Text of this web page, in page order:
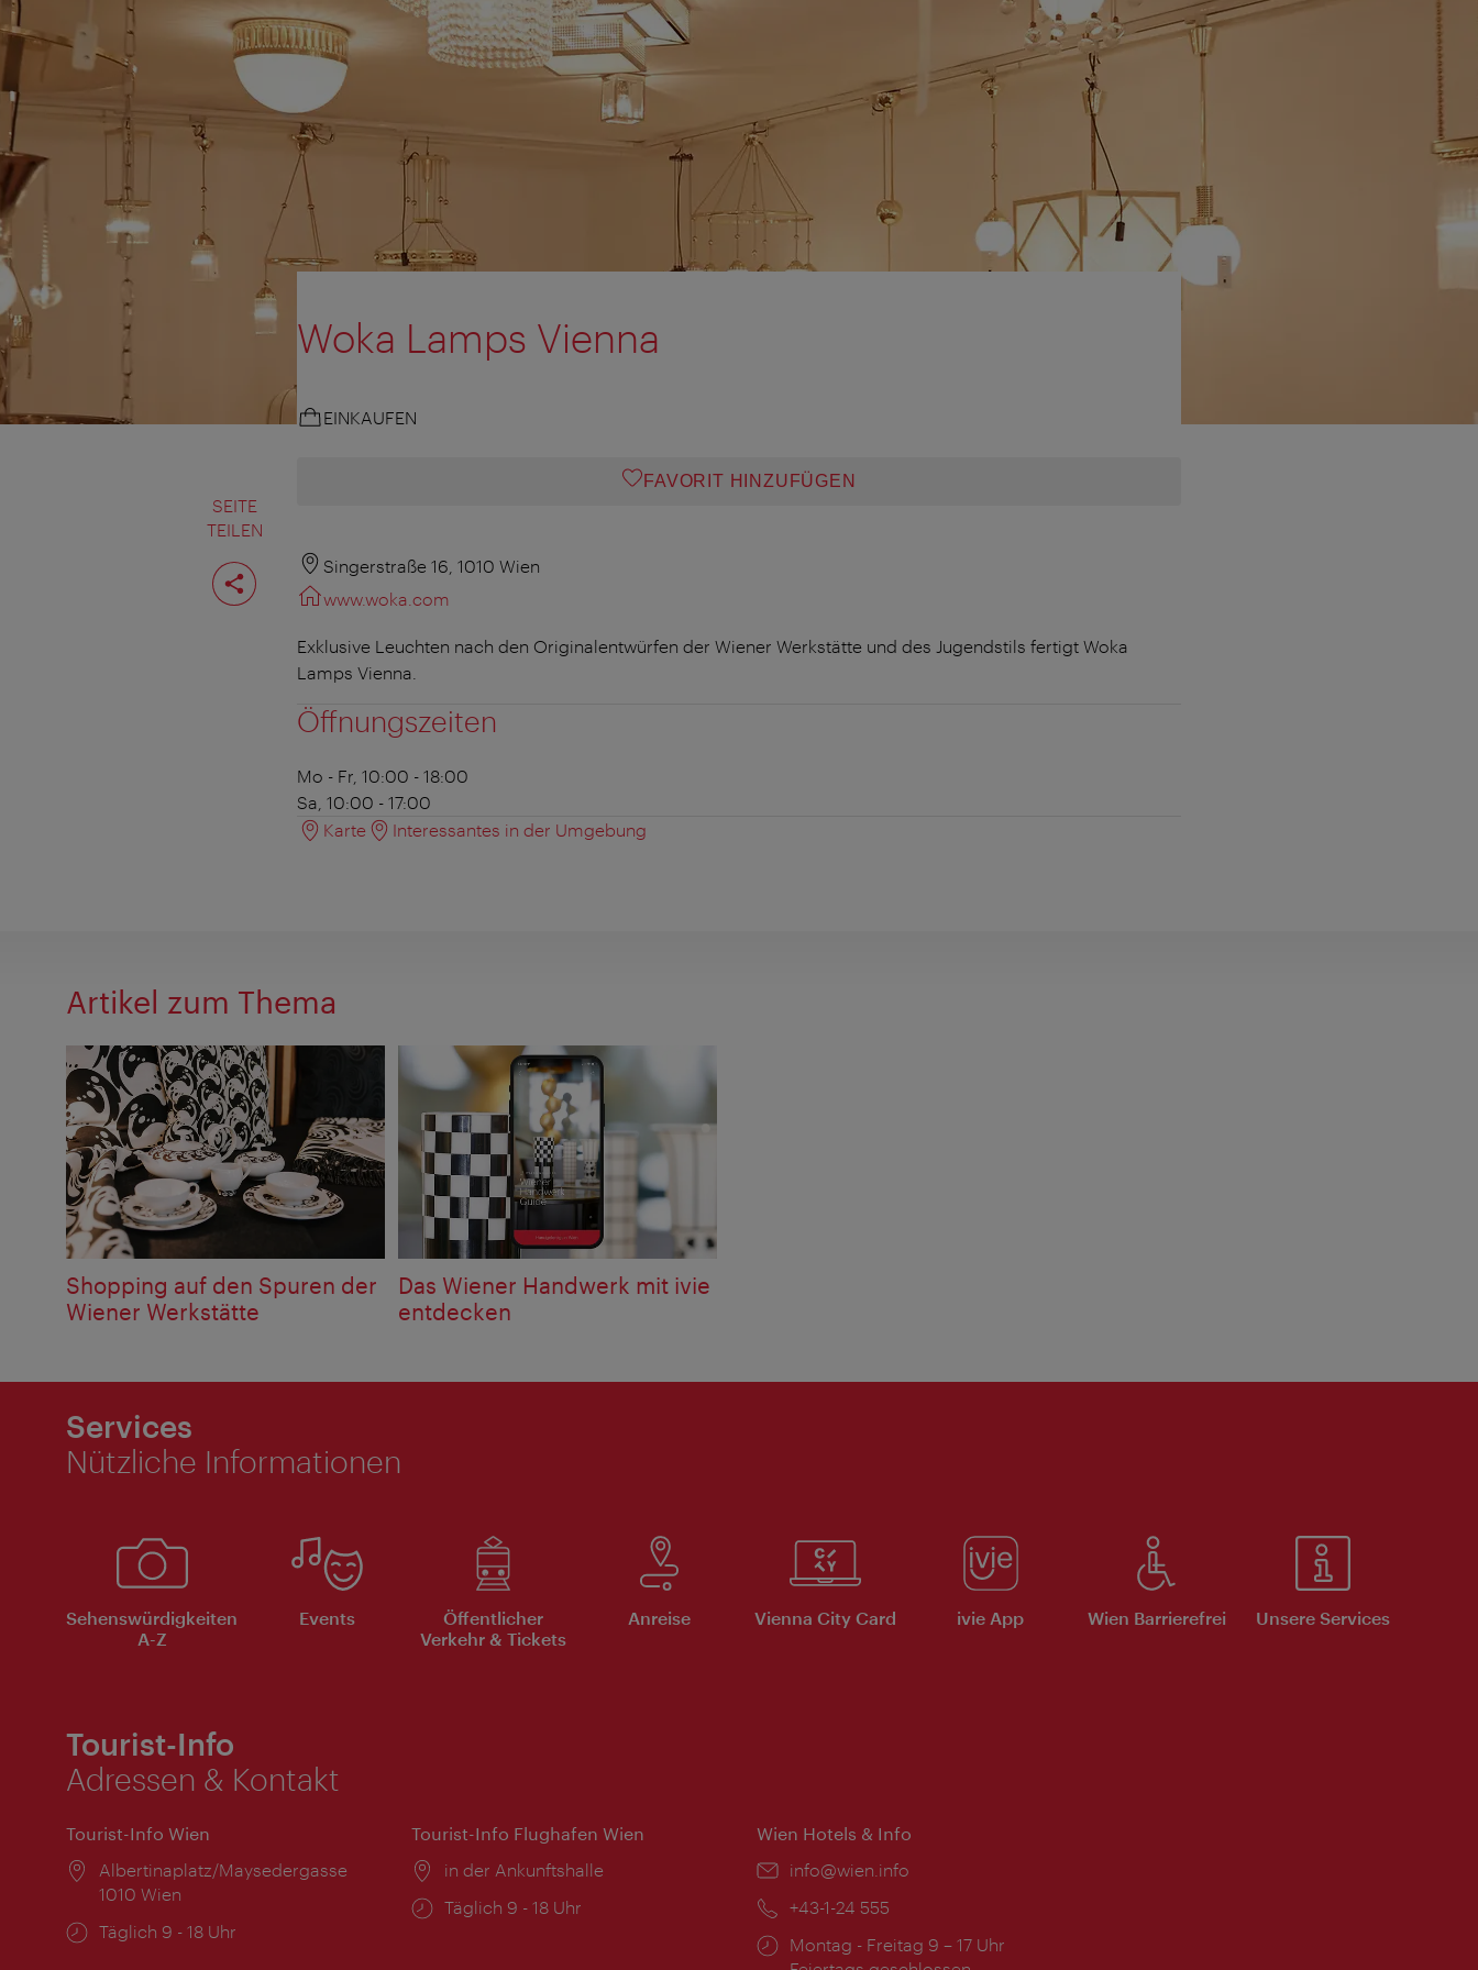
SEITE
TEILEN
Seite
teilen
Woka Lamps Vienna
EINKAUFEN
FAVORIT HINZUFÜGEN
Singerstraße 16, 1010 Wien
www.woka.com
Exklusive Leuchten nach den Originalentwürfen der Wiener Werkstätte und des Jugendstils fertigt Woka
Lamps Vienna.
Öffnungszeiten
Mo - Fr, 10:00 - 18:00
Sa, 10:00 - 17:00
Karte
Interessantes in der Umgebung
Artikel zum Thema
Shopping auf den Spuren der
Wiener Werkstätte
Das Wiener Handwerk mit ivie
entdecken
Services
Nützliche Informationen
Sehenswürdigkeiten
A-Z
Events
Öffentlicher
Verkehr & Tickets
Anreise Vienna City Card ivie App Wien Barrierefrei Unsere Services
Tourist-Info
Adressen & Kontakt
Tourist-Info Wien
Ort:
Albertinaplatz/Maysedergasse
1010 Wien
Öffnungszeiten:
Täglich 9 - 18 Uhr
Tourist-Info Flughafen Wien
Ort:
in der Ankunftshalle
Öffnungszeiten:
Täglich 9 - 18 Uhr
Wien Hotels & Info
Email:
info@wien.info
Telefon:
+43-1-24 555
Öffnungszeiten:
Montag - Freitag 9 – 17 Uhr